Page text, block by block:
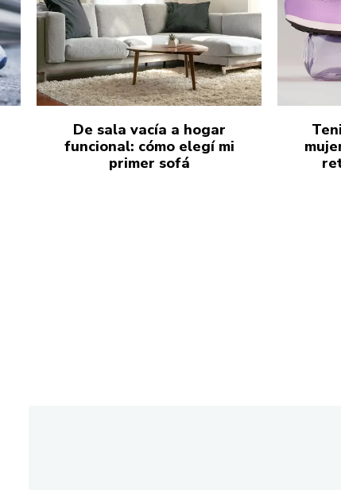
De sala vacía a hogar
funcional: cómo elegí mi
primer sofá